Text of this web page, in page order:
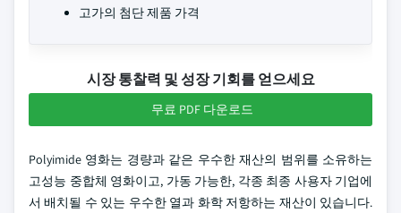
고가의 첨단 제품 가격
시장 통찰력 및 성장 기회를 얻으세요
무료 PDF 다운로드
Polyimide 영화는 경량과 같은 우수한 재산의 범위를 소유하는
고성능 중합체 영화이고, 가동 가능한, 각종 최종 사용자 기업에
서 배치될 수 있는 우수한 열과 화학 저항하는 재산이 있습니다.